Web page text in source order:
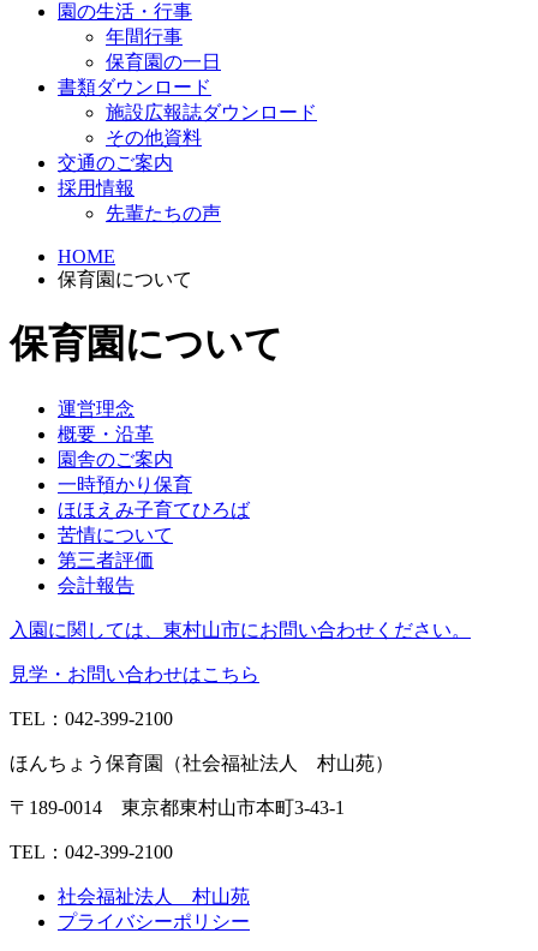
園の生活・行事
年間行事
保育園の一日
書類ダウンロード
施設広報誌ダウンロード
その他資料
交通のご案内
採用情報
先輩たちの声
HOME
保育園について
保育園について
運営理念
概要・沿革
園舎のご案内
一時預かり保育
ほほえみ子育てひろば
苦情について
第三者評価
会計報告
入園に関しては、東村山市にお問い合わせください。
見学・お問い合わせはこちら
TEL：042-399-2100
ほんちょう保育園（社会福祉法人 村山苑）
〒189-0014 東京都東村山市本町3-43-1
TEL：042-399-2100
社会福祉法人 村山苑
プライバシーポリシー